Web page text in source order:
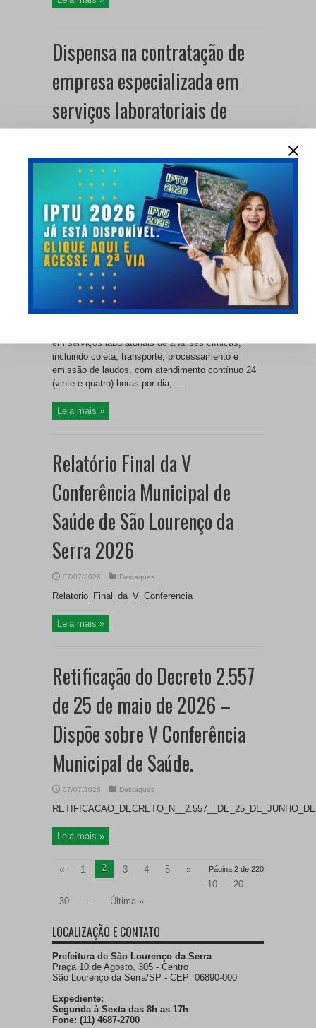
Dispensa na contratação de
empresa especializada em
serviços laboratoriais de
coleta, transporte,
processamento e emissão de
laudos, com atendimento
contínuo 24 (vinte e quatro)
horas.
07/07/2026 Destaques
em serviços laboratoriais de análises clínicas,
incluindo coleta, transporte, processamento e
emissão de laudos, com atendimento contínuo 24
(vinte e quatro) horas por dia, ...
Leia mais »
Relatório Final da V
Conferência Municipal de
Saúde de São Lourenço da
Serra 2026
07/07/2026 Destaques
Relatorio_Final_da_V_Conferencia
Leia mais »
Retificação do Decreto 2.557
de 25 de maio de 2026 –
Dispõe sobre V Conferência
Municipal de Saúde.
07/07/2026 Destaques
Leia mais »
Página 2 de 220
« 1 2 3 4 5
»
10
20
30
... Última »
LOCALIZAÇÃO E CONTATO
Prefeitura de São Lourenço da Serra
Praça 10 de Agosto, 305 - Centro
São Lourenço da Serra/SP - CEP: 06890-000
Expediente:
Segunda à Sexta das 8h as 17h
Fone: (11) 4687-2700